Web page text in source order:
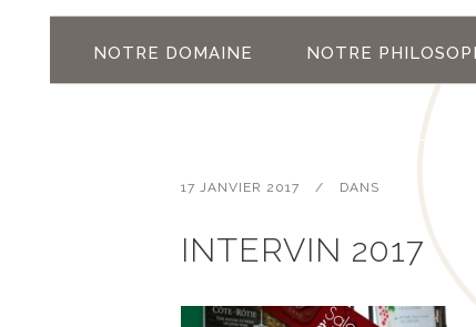
NOTRE DOMAINE NOTRE
17 JANVIER 2017 DANS
INTERVIN 2017